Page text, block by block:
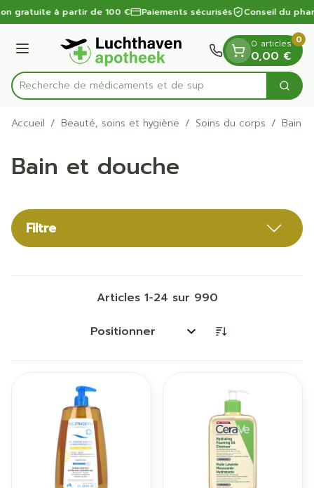
Aller au contenu
1 de 1
gratuite à partir de 100 € Paiements sécurisés Conseil du
Menu
Rechercher
Recherche de
0 articles
0,00 €
0
Accueil / Beauté, soins et hygiène / Soins du corps / Bain
Bain et douche
Filtre
Articles 1-24 sur 990
Trier par: